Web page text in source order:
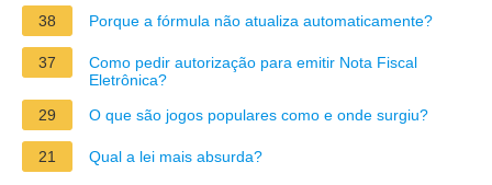
38 Porque a fórmula não atualiza automaticamente?
37
Como pedir autorização para emitir Nota Fiscal
Eletrônica?
29
O que são jogos populares como e onde surgiu?
21 Qual a lei mais absurda?